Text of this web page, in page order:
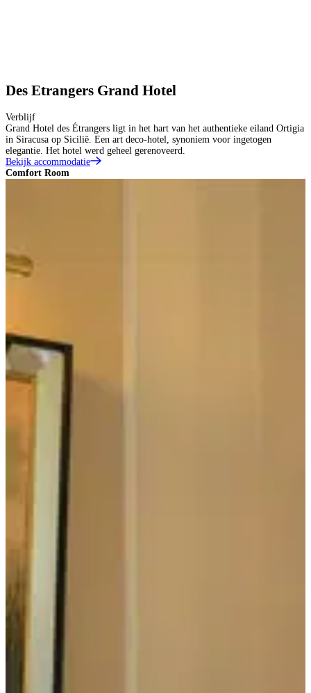
Des Etrangers Grand Hotel
Verblijf
Grand Hotel des Étrangers ligt in het hart van het authentieke eiland Ortigia
in Siracusa op Sicilië. Een art deco-hotel, synoniem voor ingetogen
elegantie. Het hotel werd geheel gerenoveerd.
Bekijk accommodatie
Comfort Room